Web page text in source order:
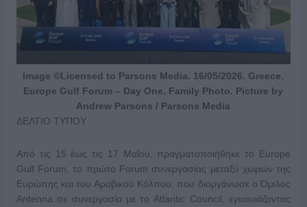
Image ©Licensed to Parsons Media. 16/05/2026. Greece.
Europe Gulf Forum – Day One. Family Photo. Picture by
Andrew Parsons / Parsons Media
ΔΕΛΤΙΟ ΤΥΠΟΥ
Από τις 15 έως τις 17 Μαΐου, πραγματοποιήθηκε το Europe
Gulf Forum, το πρώτο Forum συνεργασίας μεταξύ χωρών της
Ευρώπης και του Αραβικού Κόλπου, που διοργάνωσε ο Όμιλος
Antenna σε συνεργασία με το Atlantic Council, εγκαινιάζοντας